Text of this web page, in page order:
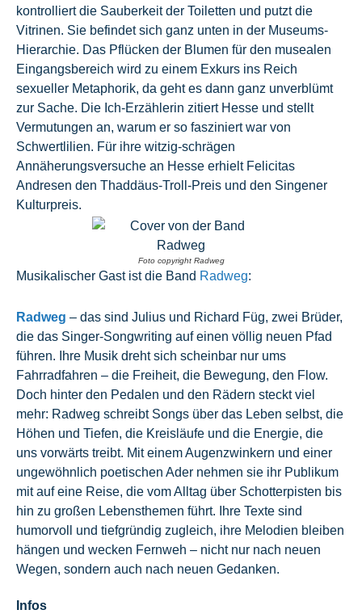
kontrolliert die Sauberkeit der Toiletten und putzt die
Vitrinen. Sie befindet sich ganz unten in der Museums-
Hierarchie. Das Pflücken der Blumen für den musealen
Eingangsbereich wird zu einem Exkurs ins Reich
sexueller Metaphorik, da geht es dann ganz unverblümt
zur Sache. Die Ich-Erzählerin zitiert Hesse und stellt
Vermutungen an, warum er so fasziniert war von
Schwertlilien. Für ihre witzig-schrägen
Annäherungsversuche an Hesse erhielt Felicitas
Andresen den Thaddäus-Troll-Preis und den Singener
Kulturpreis.
Foto copyright Radweg
Musikalischer Gast ist die Band Radweg:
Radweg – das sind Julius und Richard Füg, zwei Brüder,
die das Singer-Songwriting auf einen völlig neuen Pfad
führen. Ihre Musik dreht sich scheinbar nur ums
Fahrradfahren – die Freiheit, die Bewegung, den Flow.
Doch hinter den Pedalen und den Rädern steckt viel
mehr: Radweg schreibt Songs über das Leben selbst, die
Höhen und Tiefen, die Kreisläufe und die Energie, die
uns vorwärts treibt. Mit einem Augenzwinkern und einer
ungewöhnlich poetischen Ader nehmen sie ihr Publikum
mit auf eine Reise, die vom Alltag über Schotterpisten bis
hin zu großen Lebensthemen führt. Ihre Texte sind
humorvoll und tiefgründig zugleich, ihre Melodien bleiben
hängen und wecken Fernweh – nicht nur nach neuen
Wegen, sondern auch nach neuen Gedanken.
Infos